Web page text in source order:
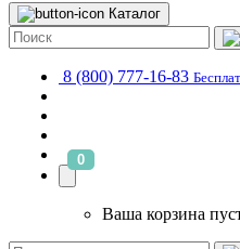
Каталог
8 (800) 777-16-83
0
Ваша корзина